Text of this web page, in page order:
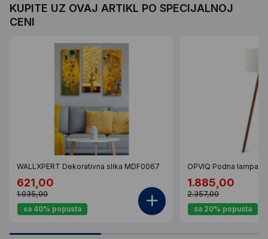
KUPITE UZ OVAJ ARTIKL PO SPECIJALNOJ
CENI
WALLXPERT Dekorativna slika MDF0067
621,00
1.035,00
sa 40% popusta
OPVIQ Podna lampa
1.885,00
2.357,00
sa 20% popusta